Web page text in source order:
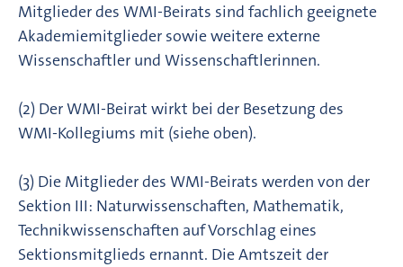
Mitglieder des WMI-Beirats sind fachlich geeignete
Akademiemitglieder sowie weitere externe
Wissenschaftler und Wissenschaftlerinnen.
(2) Der WMI-Beirat wirkt bei der Besetzung des
WMI-Kollegiums mit (siehe oben).
(3) Die Mitglieder des WMI-Beirats werden von der
Sektion III: Naturwissenschaften, Mathematik,
Technikwissenschaften auf Vorschlag eines
Sektionsmitglieds ernannt. Die Amtszeit der